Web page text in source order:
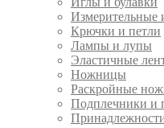
Измерительные
Крючки и петли
Лампы и лупы
Эластичные
Ножницы
Раскройные
Подплечники и